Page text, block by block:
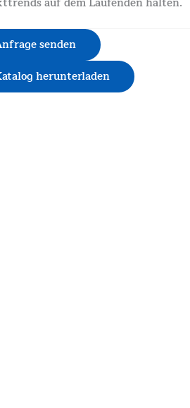
senden
herunterladen